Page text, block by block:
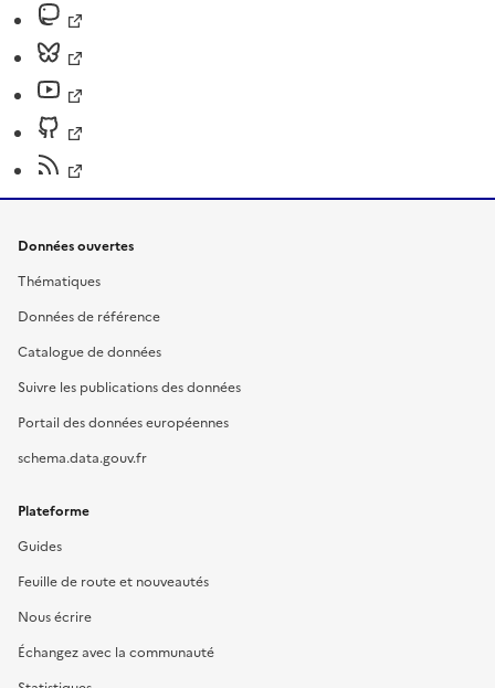
Données ouvertes
Thématiques
Données de référence
Catalogue de données
Suivre les publications des données
Portail des données européennes
schema.data.gouv.fr
Plateforme
Guides
Feuille de route et nouveautés
Nous écrire
Échangez avec la communauté